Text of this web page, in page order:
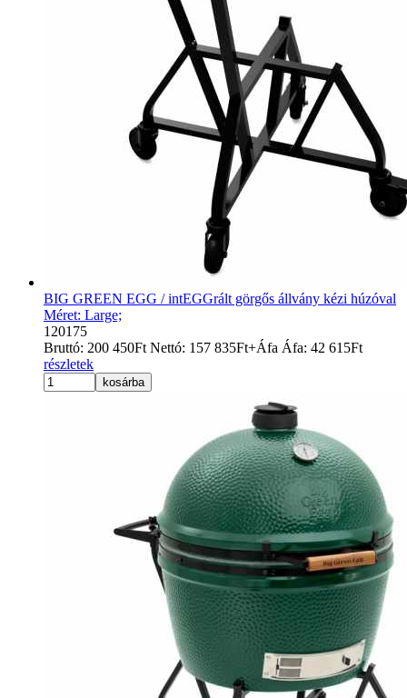
BIG GREEN EGG / intEGGrált görgős állvány kézi húzóval
Méret: Large;
120175
Bruttó: 200 450Ft Nettó: 157 835Ft+Áfa Áfa: 42 615Ft
részletek
kosárba